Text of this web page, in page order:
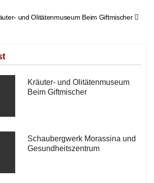
und Olitätenmuseum Beim Giftmischer
Kräuter- und Olitätenmuseum
Beim Giftmischer
Schaubergwerk Morassina und
Gesundheitszentrum